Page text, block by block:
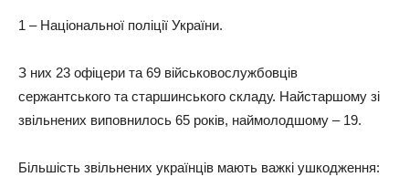
1 – Національної поліції України.
З них 23 офіцери та 69 військовослужбовців
сержантського та старшинського складу. Найстаршому зі
звільнених виповнилось 65 років, наймолодшому – 19.
Більшість звільнених українців мають важкі ушкодження: